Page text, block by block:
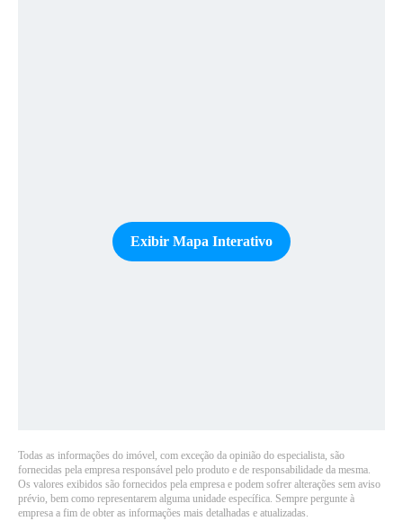
Exibir Mapa Interativo
Todas as informações do imóvel, com exceção da opinião do especialista, são
fornecidas pela empresa responsável pelo produto e de responsabilidade da mesma.
Os valores exibidos são fornecidos pela empresa e podem sofrer alterações sem aviso
prévio, bem como representarem alguma unidade específica. Sempre pergunte à
empresa a fim de obter as informações mais detalhadas e atualizadas.